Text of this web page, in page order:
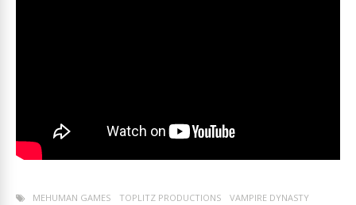
MEHUMAN GAMES TOPLITZ PRODUCTIONS VAMPIRE DYNASTY